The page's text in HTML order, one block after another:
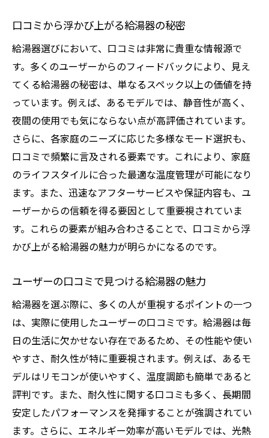
口コミから浮かび上がる給湯器の秘密
給湯器選びにおいて、口コミは非常に貴重な情報源で
す。多くのユーザーからのフィードバックにより、見え
てくる給湯器の秘密は、単なるスペック以上の価値を持
っています。例えば、あるモデルでは、静音性が高く、
夜間の使用でも気にならない点が高評価されています。
さらに、各家庭のニーズに応じた多様なモード選択も、
口コミで頻繁に言及される要素です。これにより、家庭
のライフスタイルに合った最適な温度管理が可能になり
ます。また、迅速なアフターサービスや保証内容も、ユ
ーザーからの信頼を得る要因として重要視されていま
す。これらの要素が組み合わさることで、口コミから浮
かび上がる給湯器の魅力が明らかになるのです。
ユーザーの口コミで見つける給湯器の魅力
給湯器を選ぶ際に、多くの人が重視するポイントの一つ
は、実際に使用したユーザーの口コミです。給湯器は毎
日の生活に欠かせない存在であるため、その性能や使い
やすさ、耐久性が特に重要視されます。例えば、あるモ
デルはリモコンが使いやすく、温度調節も簡単であると
評判です。また、耐久性に関する口コミも多く、長期間
安定したパフォーマンスを発揮することが強調されてい
ます。さらに、エネルギー効率が高いモデルでは、光熱